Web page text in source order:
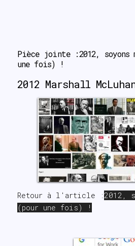
Pièce jointe :2012, soyons
une fois) !
2012 Marshall
Retour à l'article :2012,
(pour une fois) !